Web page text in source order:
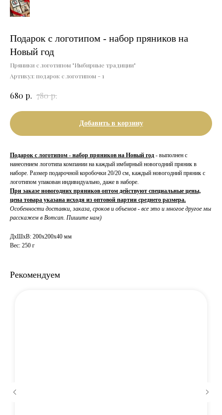
Подарок с логотипом - набор пряников на
Новый год
Пряники с логотипом "Имбирные традиции"
Артикул: подарок с логотипом - 1
680 р. 780р.
Добавить в корзину
Подарок с логотипом - набор пряников на Новый год - выполнен с
нанесением логотипа компании на каждый имбирный новогодний пряник в
наборе. Размер подарочной коробочки 20/20 см, каждый новогодний пряник с
логотипом упакован индивидуально, даже в наборе.
При заказе новогодних пряников оптом действуют специальные цены,
цена товара указана исходя из оптовой партии среднего размера.
Особенности доставки, заказа, сроков и объемов - все это и многое другое мы
расскажем в Вотсап. Пишите нам)
ДxШxВ: 200x200x40 мм
Вес: 250 г
Рекомендуем